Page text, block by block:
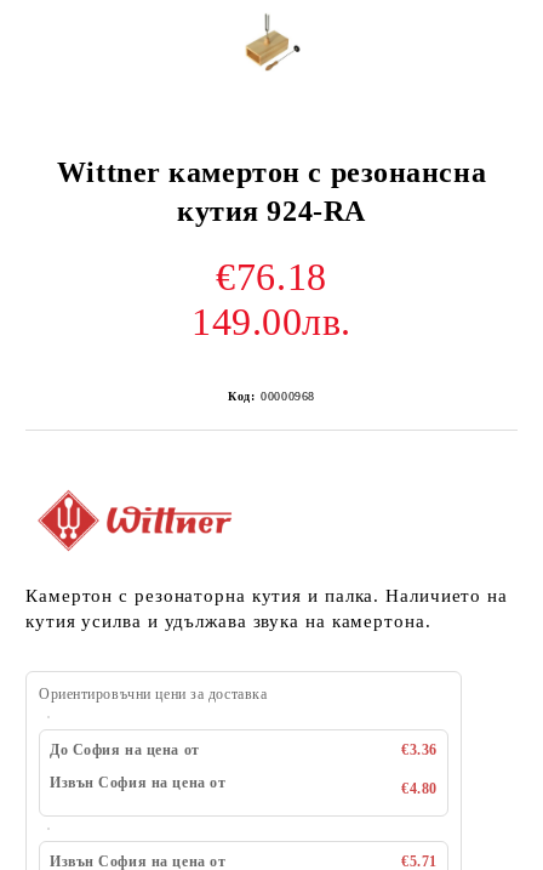
Wittner камертон с резонансна
кутия 924-RA
€76.18
149.00лв.
Код: 00000968
Камертон с резонаторна кутия и палка. Наличието на
кутия усилва и удължава звука на камертонa.
Ориентировъчни цени за доставка
До София на цена от
€3.36
Извън София на цена от
€4.80
Извън София на цена от
€5.71